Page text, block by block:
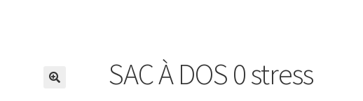
SAC À DOS 0 stress